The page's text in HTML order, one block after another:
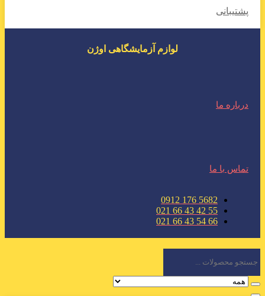
پشتیبانی
لوازم آزمایشگاهی اوژن
درباره ما
تماس با ما
5682 176 0912
55 42 43 66 021
66 54 43 66 021